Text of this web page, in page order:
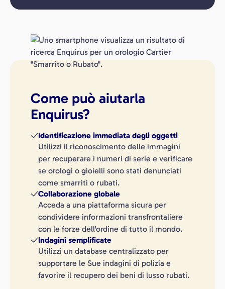
Come può aiutarla
Enquirus?
Identificazione immediata degli oggetti
Utilizzi il riconoscimento delle immagini
per recuperare i numeri di serie e verificare
se orologi o gioielli sono stati denunciati
come smarriti o rubati.
Collaborazione globale
Acceda a una piattaforma sicura per
condividere informazioni transfrontaliere
con le forze dell'ordine di tutto il mondo.
Indagini semplificate
Utilizzi un database centralizzato per
supportare le Sue indagini di polizia e
favorire il recupero dei beni di lusso rubati.